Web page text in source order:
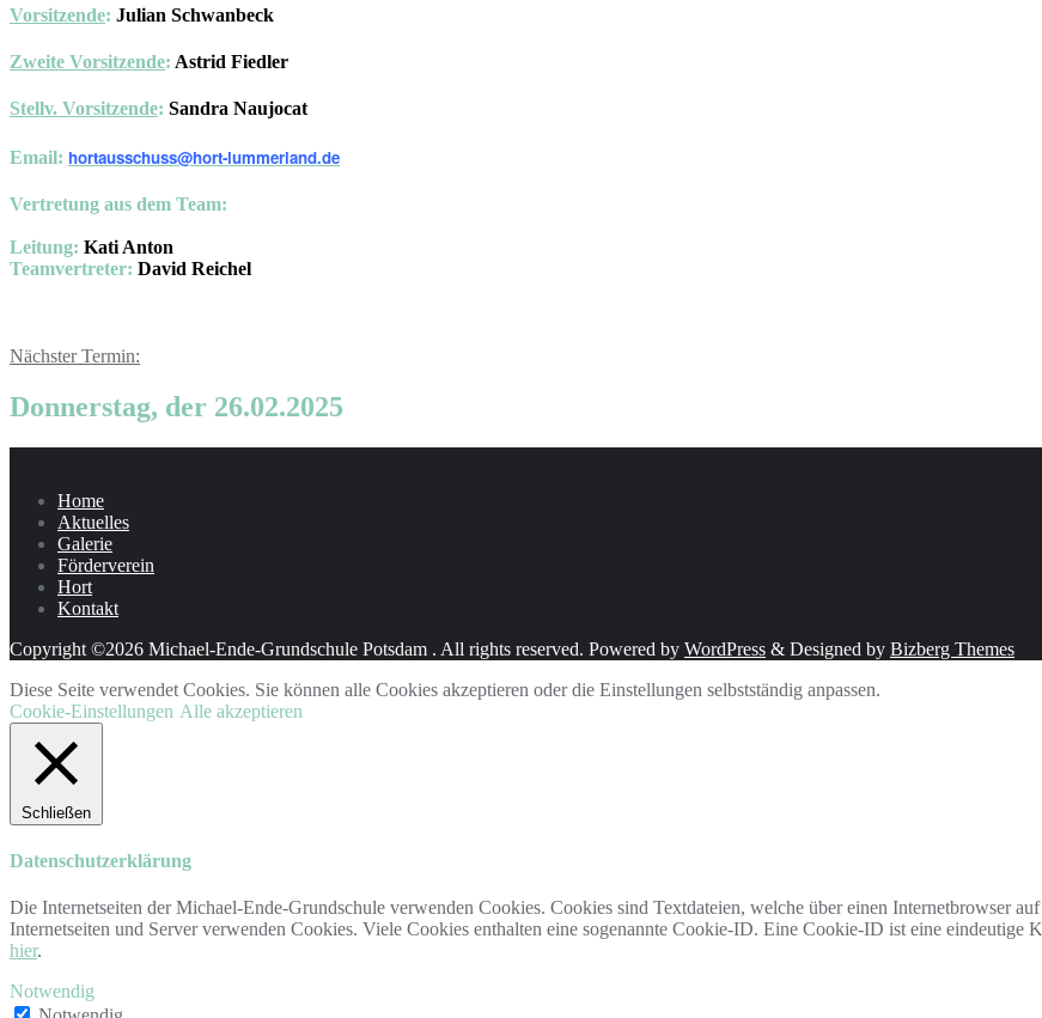
Vorsitzende: Julian Schwanbeck
Zweite Vorsitzende: Astrid Fiedler
Stellv. Vorsitzende: Sandra Naujocat
Email: hortausschuss@hort-lummerland.de
Vertretung aus dem Team:
Leitung: Kati Anton
Teamvertreter: David Reichel
Nächster Termin:
Donnerstag, der 26.02.2025
Home
Aktuelles
Galerie
Förderverein
Hort
Kontakt
Copyright ©2026 Michael-Ende-Grundschule Potsdam . All rights reserved. Powered by WordPress & Designed by Bizberg Themes
Diese Seite verwendet Cookies. Sie können alle Cookies akzeptieren oder die Einstellungen selbstständig anpassen.
Cookie-Einstellungen Alle akzeptieren
Schließen
Datenschutzerklärung
Die Internetseiten der Michael-Ende-Grundschule verwenden Cookies. Cookies sind Textdateien, welche über einen Internetbrowser
Internetseiten und Server verwenden Cookies. Viele Cookies enthalten eine sogenannte Cookie-ID. Eine Cookie-ID ist eine eindeutige
hier.
Notwendig